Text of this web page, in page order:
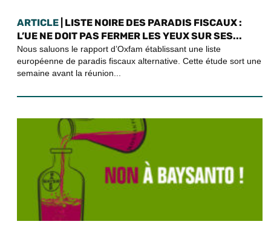
ARTICLE | LISTE NOIRE DES PARADIS FISCAUX :
L’UE NE DOIT PAS FERMER LES YEUX SUR SES...
Nous saluons le rapport d’Oxfam établissant une liste
européenne de paradis fiscaux alternative. Cette étude sort une
semaine avant la réunion...